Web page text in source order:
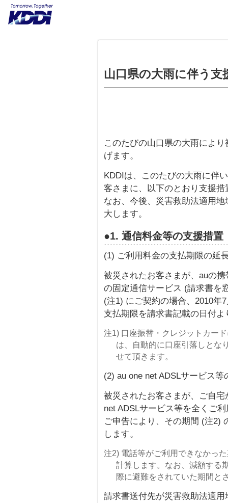
山口県の大雨に伴う支
このたびの山口県の大雨によ
げます。
KDDIは、このたびの大雨に伴
客さまに、以下のとおり支援
なお、今後、災害救助法適用
大します。
●1. 通信料金等の支援措置
(1) ご利用料金の支払期限の延
被災されたお客さまが、auの
の固定通信サービス (請求書を
(注1) にご契約の場合、2010年
支払期限を請求書記載の日付
注1) 口座振替・クレジットカー
は、自動的に口座引落しとな
せて頂きます。
(2) au one net ADSLサービス
被災されたお客さまが、ご自
net ADSLサービス等を全くご
ご申告により、その期間 (注2)
します。
注2) 電話等がご利用できなかっ
計算します。なお、減額する
際に避難をされていた期間と
請求書送付先が災害救助法適